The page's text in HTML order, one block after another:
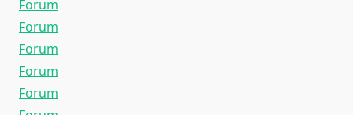
Forum
Forum
Forum
Forum
Forum